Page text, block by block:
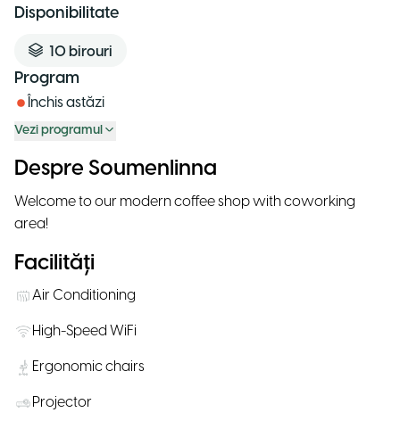
Disponibilitate
10 birouri
Program
Închis astăzi
Vezi programul
Despre Soumenlinna
Welcome to our modern coffee shop with coworking
area!
Facilități
Air Conditioning
High-Speed WiFi
Ergonomic chairs
Projector